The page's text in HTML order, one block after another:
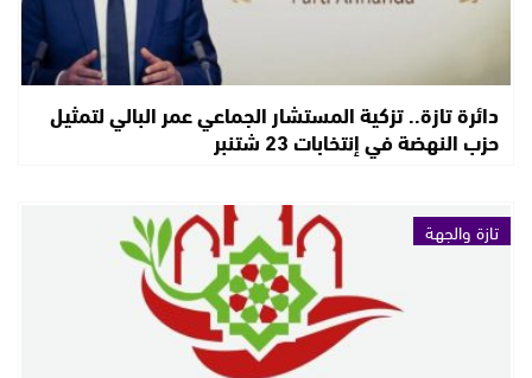
دائرة تازة.. تزكية المستشار الجماعي عمر البالي لتمثيل
حزب النهضة في إنتخابات 23 شتنبر
تازة والجهة